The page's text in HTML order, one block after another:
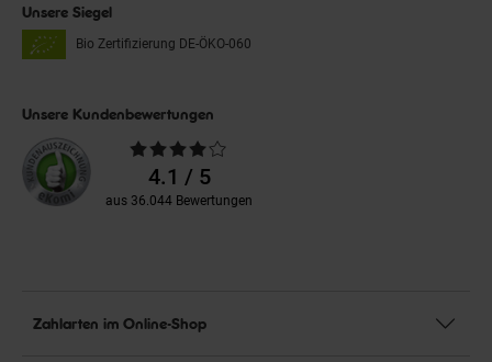
Unsere Siegel
Bio Zertifizierung DE-ÖKO-060
Unsere Kundenbewertungen
Durchschnittliche
Bewertungen4.1 / 5
aus 36.044 Bewertungen
Zahlarten im Online-Shop